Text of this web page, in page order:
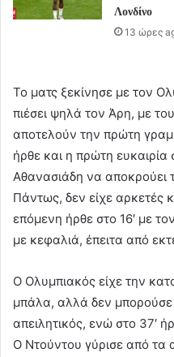
Λονδίνο
13 ώρες
Το ματς ξεκίνησε με τον
πιέσει ψηλά τον Άρη, με
αποτελούν την πρώτη
ήρθε και η πρώτη ευκαιρία
Αθανασιάδη να αποκρούει
Πάντως, δεν είχε αρκετές
επόμενη ήρθε στο 16′ με
με κεφαλιά, έπειτα από
Ο Ολυμπιακός είχε την
μπάλα, αλλά δεν μπορούσε
απειλητικός, ενώ στο 37′
Ο Ντούντου γύρισε από τα